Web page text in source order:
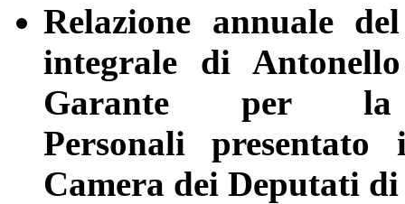
Relazione annuale
integrale di
Garante per
Personali
Camera dei Deputati